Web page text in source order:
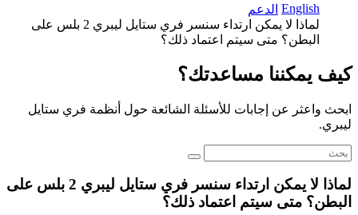
English الدعم
لماذا لا يمكن ارتداء سنسر فري ستايل ليبري 2 بلس على
البطن؟ متى سيتم اعتماد ذلك؟
كيف يمكننا مساعدتك؟
ابحث واعثر عن إجابات للأسئلة الشائعة حول أنظمة فري ستايل
ليبري.
لماذا لا يمكن ارتداء سنسر فري ستايل ليبري 2 بلس على
البطن؟ متى سيتم اعتماد ذلك؟